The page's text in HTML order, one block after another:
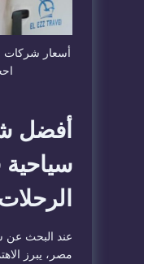
أفضل
عند البحث
مصر، يبرز